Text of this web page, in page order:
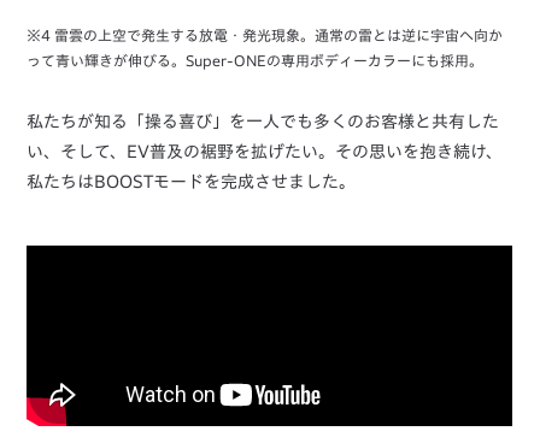
※4 雷雲の上空で発生する放電・発光現象。通常の雷とは逆に宇宙へ向か
って青い輝きが伸びる。Super-ONEの専用ボディーカラーにも採用。
私たちが知る「操る喜び」を一人でも多くのお客様と共有した
い、そして、EV普及の裾野を拡げたい。その思いを抱き続け、
私たちはBOOSTモードを完成させました。